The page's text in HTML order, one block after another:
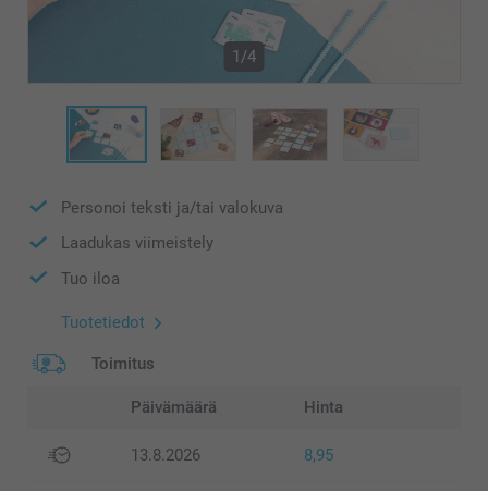
1/4
Personoi teksti ja/tai valokuva
Laadukas viimeistely
Tuo iloa
Tuotetiedot
Toimitus
Päivämäärä Hinta
13.8.2026 8,95